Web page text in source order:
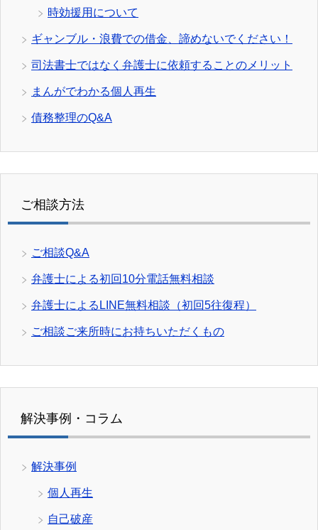
時効援用について
ギャンブル・浪費での借金、諦めないでください！
司法書士ではなく弁護士に依頼することのメリット
まんがでわかる個人再生
債務整理のQ&A
ご相談方法
ご相談Q&A
弁護士による初回10分電話無料相談
弁護士によるLINE無料相談（初回5往復程）
ご相談ご来所時にお持ちいただくもの
解決事例・コラム
解決事例
個人再生
自己破産